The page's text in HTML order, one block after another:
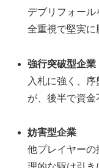
デブリフォー
全重視で堅実に
強行突破型企業
入札に強く、
が、後半で資金
妨害型企業
他プレイヤー